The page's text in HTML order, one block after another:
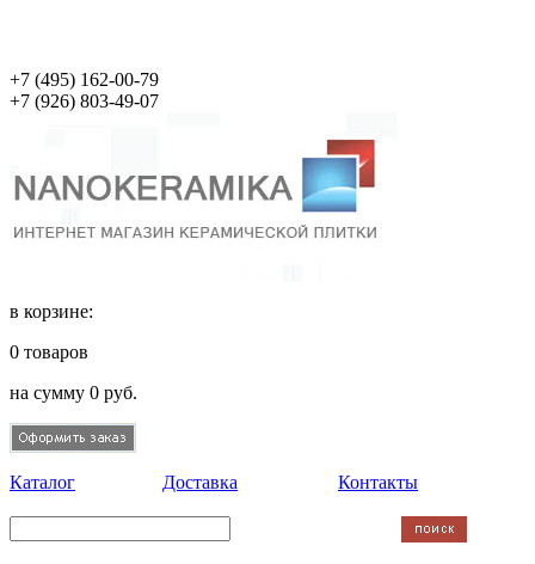
+7 (495) 162-00-79
+7 (926) 803-49-07
в корзине:
0 товаров
на сумму 0 руб.
Каталог Доставка Контакты